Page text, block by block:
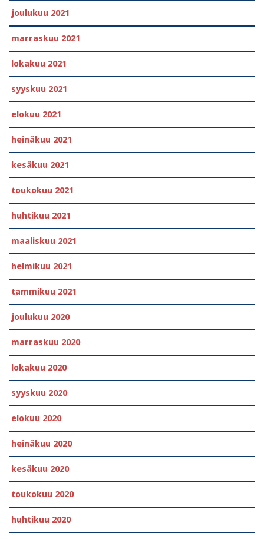
joulukuu 2021
marraskuu 2021
lokakuu 2021
syyskuu 2021
elokuu 2021
heinäkuu 2021
kesäkuu 2021
toukokuu 2021
huhtikuu 2021
maaliskuu 2021
helmikuu 2021
tammikuu 2021
joulukuu 2020
marraskuu 2020
lokakuu 2020
syyskuu 2020
elokuu 2020
heinäkuu 2020
kesäkuu 2020
toukokuu 2020
huhtikuu 2020